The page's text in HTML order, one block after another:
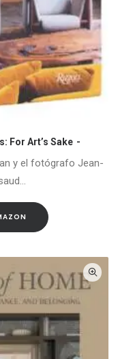
For Art’s Sake
y el fotógrafo Jean-